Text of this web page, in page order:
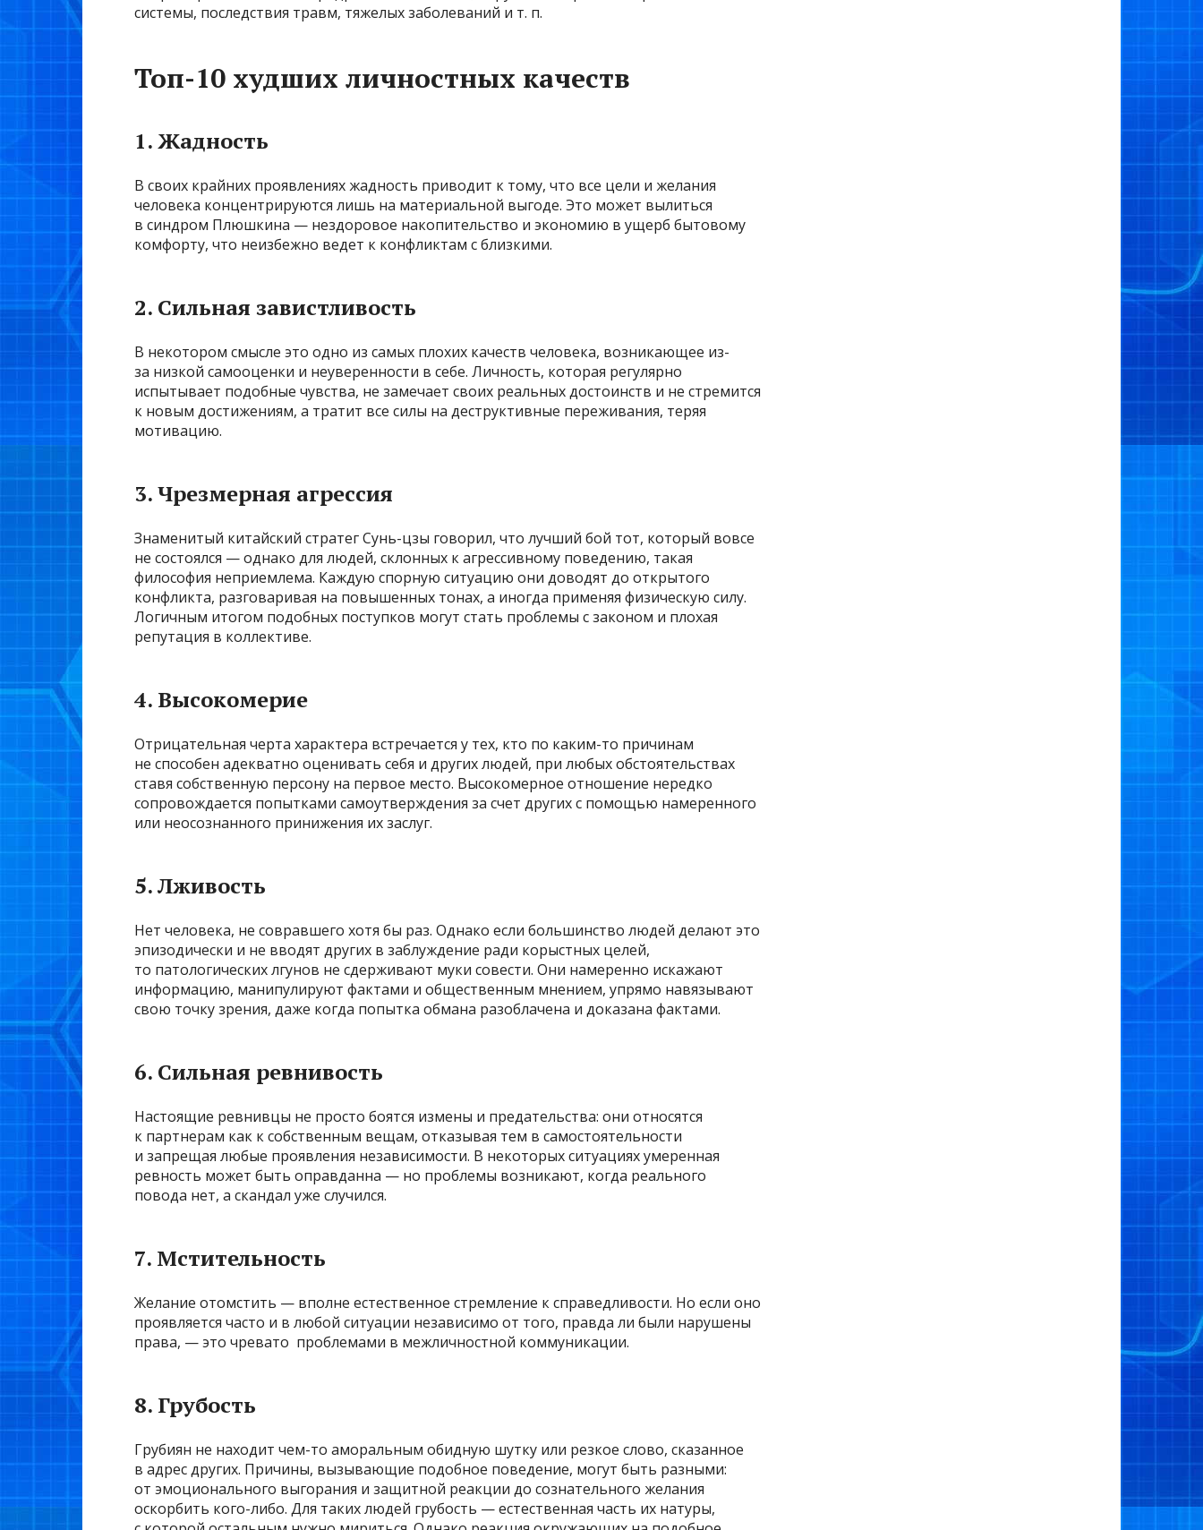
системы, последствия травм, тяжелых заболеваний и т. п.
Топ-10 худших личностных качеств
1. Жадность
В своих крайних проявлениях жадность приводит к тому, что все цели и желания
человека концентрируются лишь на материальной выгоде. Это может вылиться
в синдром Плюшкина — нездоровое накопительство и экономию в ущерб бытовому
комфорту, что неизбежно ведет к конфликтам с близкими.
2. Сильная завистливость
В некотором смысле это одно из самых плохих качеств человека, возникающее из-
за низкой самооценки и неуверенности в себе. Личность, которая регулярно
испытывает подобные чувства, не замечает своих реальных достоинств и не стремится
к новым достижениям, а тратит все силы на деструктивные переживания, теряя
мотивацию.
3. Чрезмерная агрессия
Знаменитый китайский стратег Сунь-цзы говорил, что лучший бой тот, который вовсе
не состоялся — однако для людей, склонных к агрессивному поведению, такая
философия неприемлема. Каждую спорную ситуацию они доводят до открытого
конфликта, разговаривая на повышенных тонах, а иногда применяя физическую силу.
Логичным итогом подобных поступков могут стать проблемы с законом и плохая
репутация в коллективе.
4. Высокомерие
Отрицательная черта характера встречается у тех, кто по каким-то причинам
не способен адекватно оценивать себя и других людей, при любых обстоятельствах
ставя собственную персону на первое место. Высокомерное отношение нередко
сопровождается попытками самоутверждения за счет других с помощью намеренного
или неосознанного принижения их заслуг.
5. Лживость
Нет человека, не совравшего хотя бы раз. Однако если большинство людей делают это
эпизодически и не вводят других в заблуждение ради корыстных целей,
то патологических лгунов не сдерживают муки совести. Они намеренно искажают
информацию, манипулируют фактами и общественным мнением, упрямо навязывают
свою точку зрения, даже когда попытка обмана разоблачена и доказана фактами.
6. Сильная ревнивость
Настоящие ревнивцы не просто боятся измены и предательства: они относятся
к партнерам как к собственным вещам, отказывая тем в самостоятельности
и запрещая любые проявления независимости. В некоторых ситуациях умеренная
ревность может быть оправданна — но проблемы возникают, когда реального
повода нет, а скандал уже случился.
7. Мстительность
Желание отомстить — вполне естественное стремление к справедливости. Но если оно
проявляется часто и в любой ситуации независимо от того, правда ли были нарушены
права, — это чревато проблемами в межличностной коммуникации.
8. Грубость
Грубиян не находит чем-то аморальным обидную шутку или резкое слово, сказанное
в адрес других. Причины, вызывающие подобное поведение, могут быть разными:
от эмоционального выгорания и защитной реакции до сознательного желания
оскорбить кого-либо. Для таких людей грубость — естественная часть их натуры,